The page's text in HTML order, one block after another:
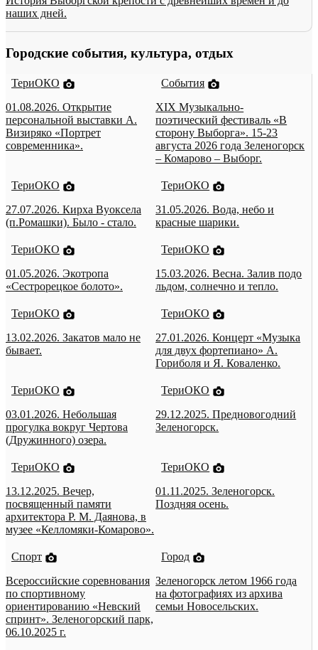
наших дней.
Городские события, культура, отдых
ТериОКО
01.08.2026. Открытие
персональной выставки А.
Визиряко «Портрет
современника».
События
XIX Музыкально-
поэтический фестиваль «В
сторону Выборга». 15-23
августа 2026 года Зеленогорск
– Комарово – Выборг.
ТериОКО
27.07.2026. Кирха Вуоксела
(п.Ромашки). Было - стало.
ТериОКО
31.05.2026. Вода, небо и
красные шарики.
ТериОКО
01.05.2026. Экотропа
«Сестрорецкое болото».
ТериОКО
15.03.2026. Весна. Залив подо
льдом, солнечно и тепло.
ТериОКО
13.02.2026. Закатов мало не
бывает.
ТериОКО
27.01.2026. Концерт «Музыка
для двух фортепиано» А.
Гориболя и Я. Коваленко.
ТериОКО
03.01.2026. Небольшая
прогулка вокруг Чертова
(Дружинного) озера.
ТериОКО
29.12.2025. Предновогодний
Зеленогорск.
ТериОКО
13.12.2025. Вечер,
посвященный памяти
архитектора Р. М. Даянова, в
музее «Келломяки-Комарово».
ТериОКО
01.11.2025. Зеленогорск.
Поздняя осень.
Спорт
Всероссийские соревнования
по спортивному
ориентированию «Невский
спринт». Зеленогорский парк,
06.10.2025 г.
Город
Зеленогорск летом 1966 года
на фотографиях из архива
семьи Новосельских.